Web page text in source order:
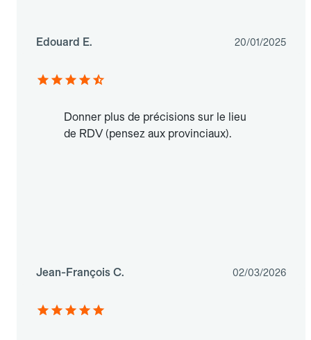
Edouard E. 20/01/2025
Donner plus de précisions sur le lieu
de RDV (pensez aux provinciaux).
Jean-François C. 02/03/2026